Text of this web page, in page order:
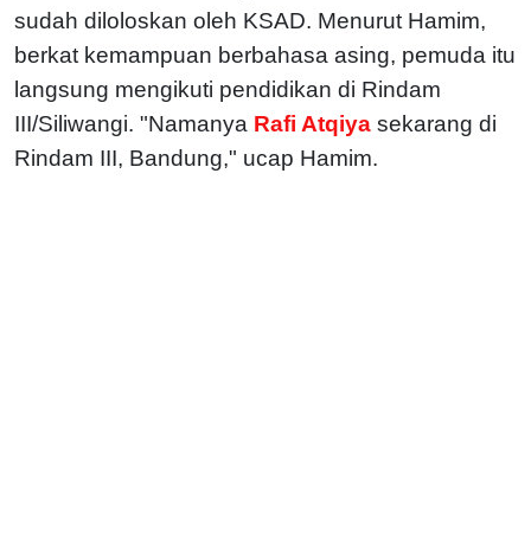
sudah diloloskan oleh KSAD. Menurut Hamim,
berkat kemampuan berbahasa asing, pemuda itu
langsung mengikuti pendidikan di Rindam
III/Siliwangi. "Namanya Rafi Atqiya sekarang di
Rindam III, Bandung," ucap Hamim.